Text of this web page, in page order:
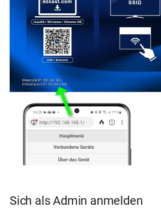
Sich als Admin anmelden